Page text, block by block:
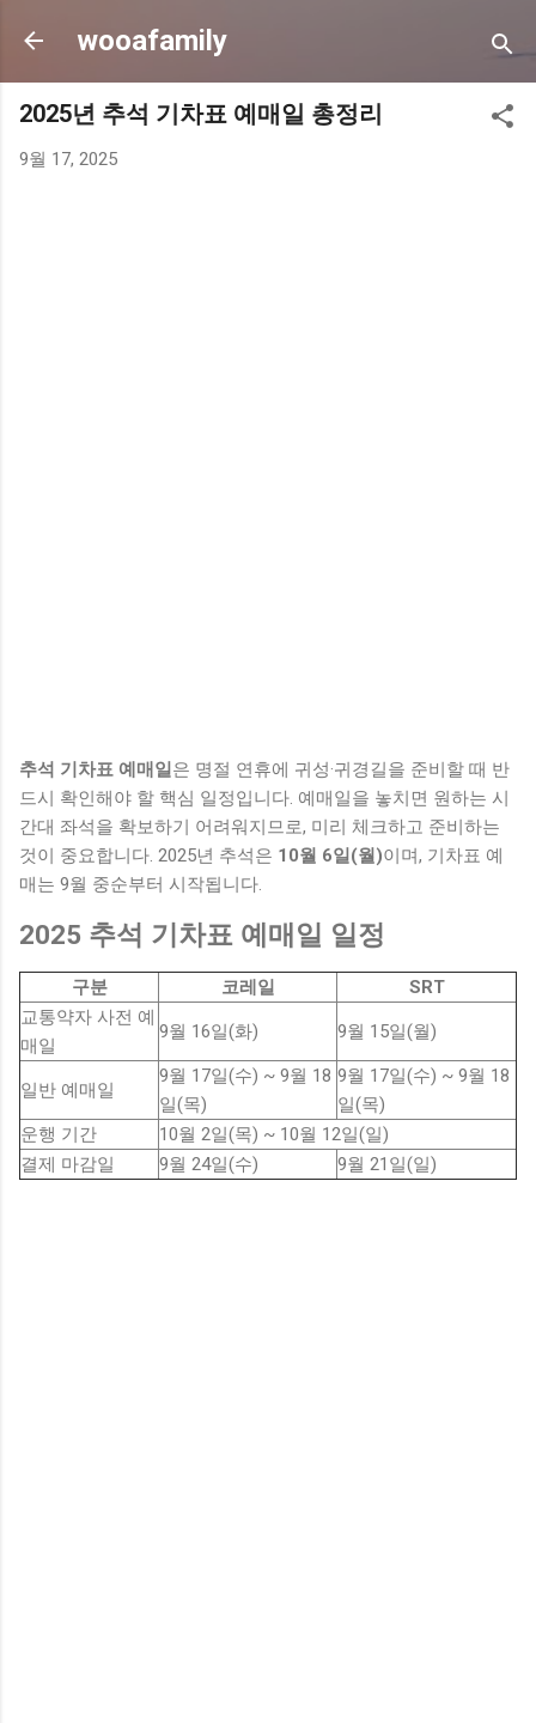
기본 콘텐츠로 건너뛰기
wooafamily
2025년 추석 기차표 예매일 총정리
9월 17, 2025
추석 기차표 예매일 은 명절 연휴에 귀성·귀경길을 준비할 때 반
드시 확인해야 할 핵심 일정입니다. 예매일을 놓치면 원하는 시
간대 좌석을 확보하기 어려워지므로, 미리 체크하고 준비하는
것이 중요합니다. 2025년 추석은 10월 6일(월)이며, 기차표 예
매는 9월 중순부터 시작됩니다.
2025 추석 기차표 예매일 일정
구분 코레일
SRT
교통약자 사전 예
매일
9월 16일(화) 9월 15일(월)
일반 예매일
9월 17일(수) ~ 9월 18
일(목)
9월 17일(수) ~ 9월 18
일(목)
운행 기간
10월 2일(목) ~ 10월 12일(일)
결제 마감일
9월 24일(수) 9월 21일(일)